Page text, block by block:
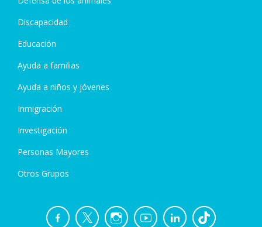
Discapacidad
Educación
Ayuda a familias
Ayuda a niños y jóvenes
Inmigración
Investigación
Personas Mayores
Otros Grupos